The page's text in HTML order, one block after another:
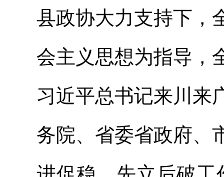
县政协大力支持下，
会主义思想为指导，
习近平总书记来川来
务院、省委省政府、